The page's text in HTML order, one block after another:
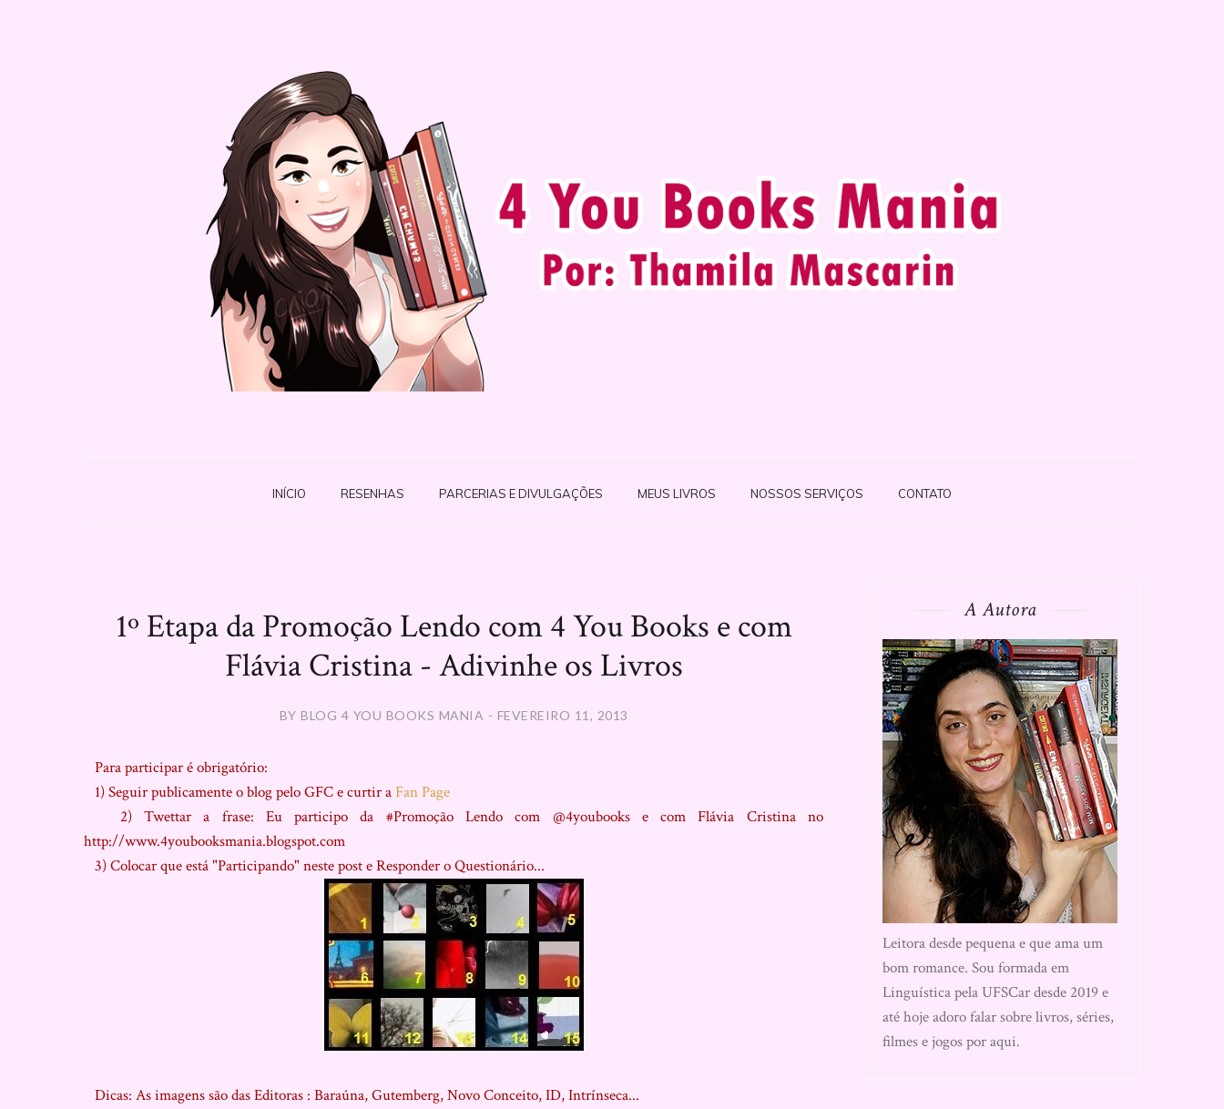
INÍCIO RESENHAS PARCERIAS E DIVULGAÇÕES MEUS LIVROS NOSSOS SERVIÇOS CONTATO
1º Etapa da Promoção Lendo com 4 You Books e com
Flávia Cristina - Adivinhe os Livros
BY BLOG 4 YOU BOOKS MANIA - FEVEREIRO 11, 2013
Para participar é obrigatório:
1) Seguir publicamente o blog pelo GFC e curtir aFan Page
2) Twettar a frase: Eu participo da #Promoção Lendo com @4youbooks e com Flávia Cristina no
http://www.4youbooksmania.blogspot.com
3) Colocar que está "Participando" neste post e Responder o Questionário...
Dicas: As imagens são das Editoras : Baraúna, Gutemberg, Novo Conceito, ID, Intrínseca...
A Autora
Leitora desde pequena e que ama um
bom romance. Sou formada em
Linguística pela UFSCar desde 2019 e
até hoje adoro falar sobre livros, séries,
filmes e jogos por aqui.